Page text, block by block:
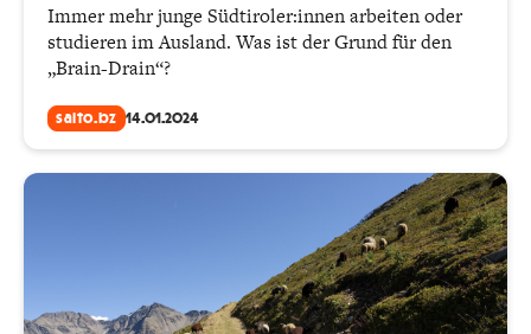
Immer mehr junge Südtiroler:innen arbeiten oder
studieren im Ausland. Was ist der Grund für den
„Brain-Drain“?
salto.bz 14.01.2024